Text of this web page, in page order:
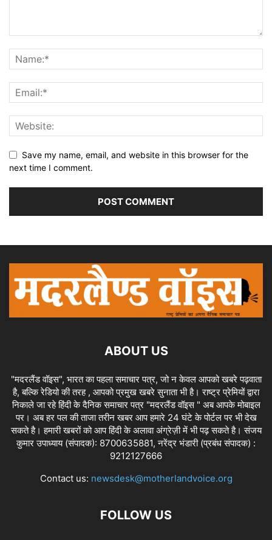
Save my name, email, and website in this browser for the
next time I comment.
ABOUT US
"मदरलैंड वॉइस", भारत का पहला समाचार पत्र, जो न केवल आपको खबरे पढ़वाता
है, बल्कि रेडियो की तरह , आपको प्रमुख खबरे सुनाता भी है। राष्ट्र प्रेमियों द्वारा
निकाले जा रहे हिंदी के दैनिक समाचार पत्र "मदरलैंड वॉइस " अब आपके मोबाइल
पर। अब हर पल की ताजा तरीन खबर आप हमारे 24 घंटे के पोर्टल पर भी देख
सकते है। हमारी खबरों को आप हिंदी के अलावा अंग्रेज़ी में भी पढ़ सकते है। संजय
कुमार उपाध्याय (संपादक): 8700635881, नरेंद्र भंडारी (प्रबंध संपादक) :
9212127666
Contact us: newsdesk@motherlandvoice.org
FOLLOW US